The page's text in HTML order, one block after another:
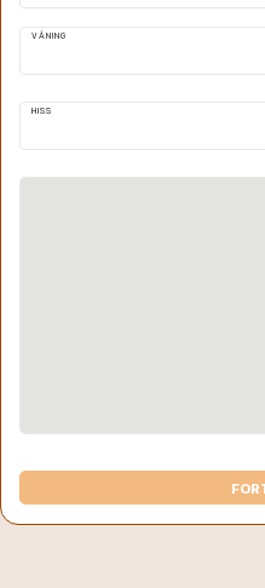
VÅNING
HISS